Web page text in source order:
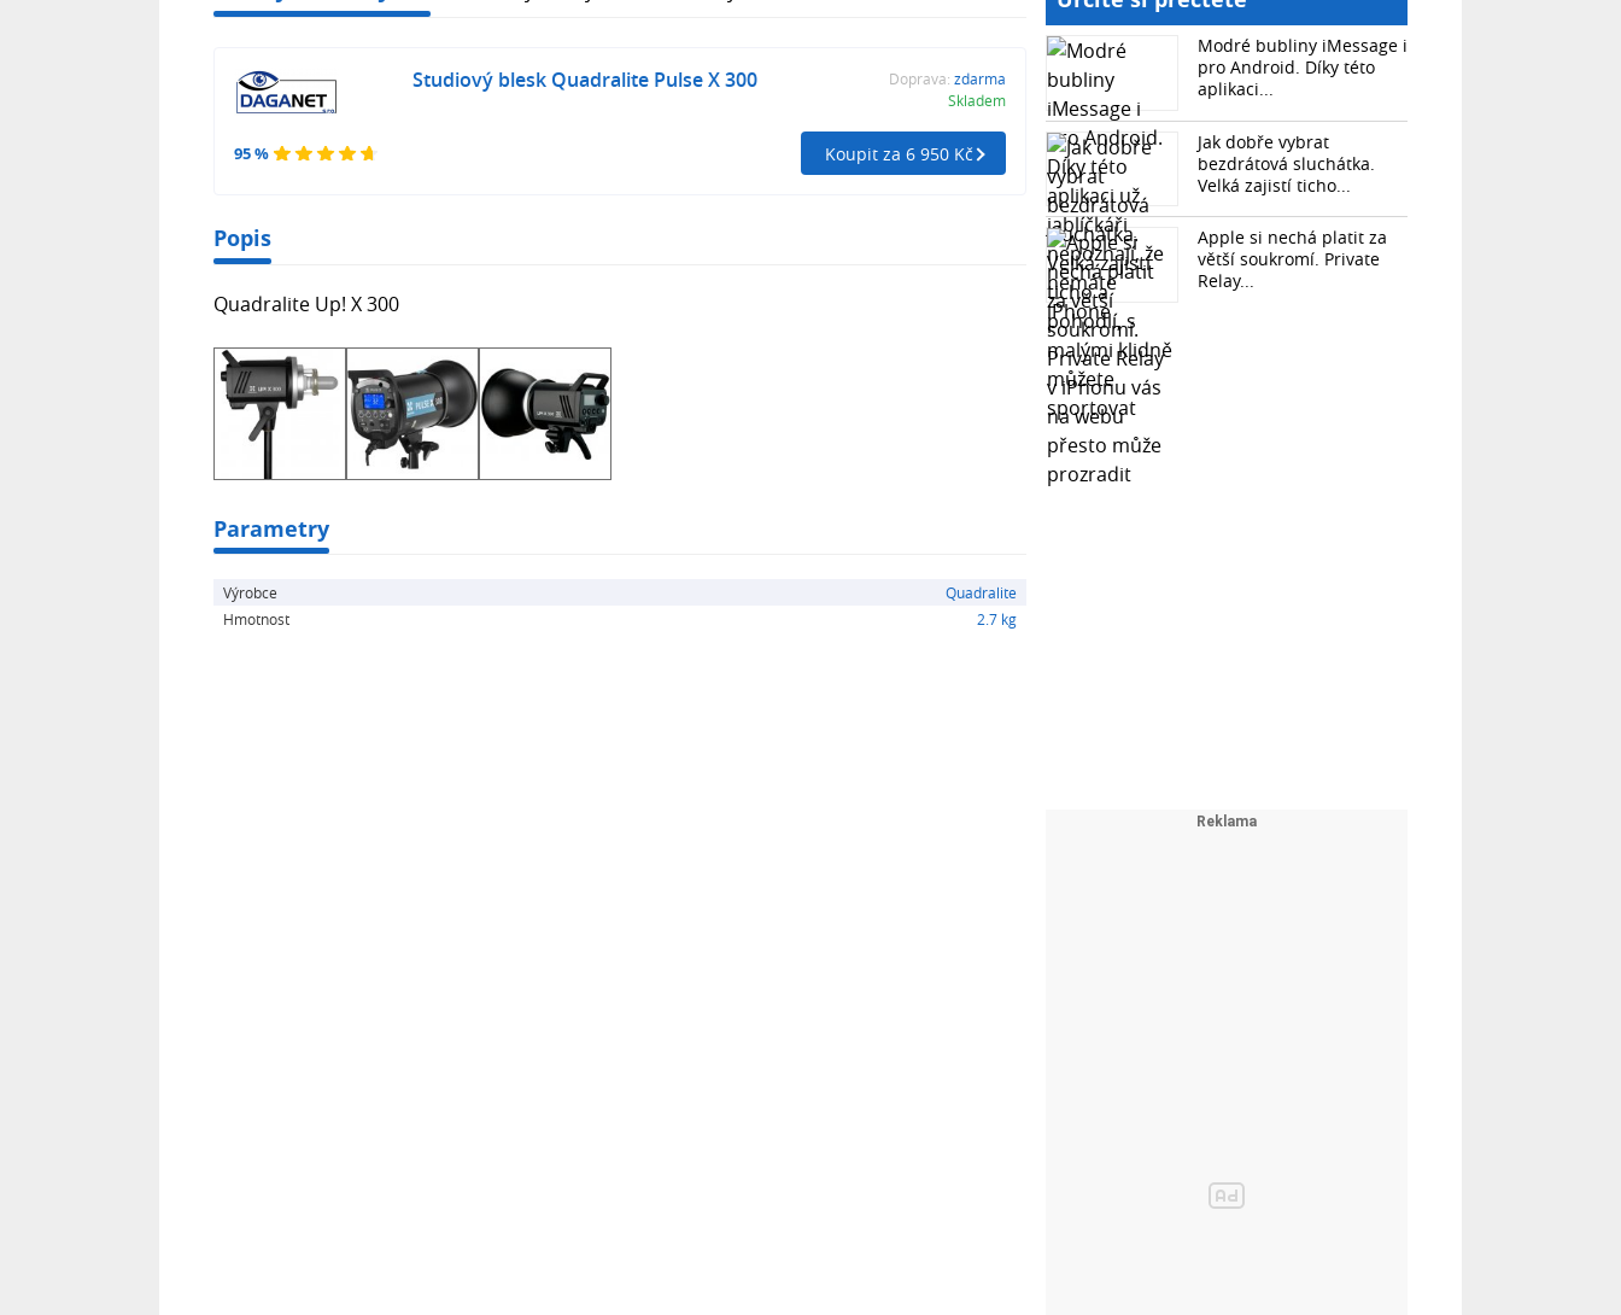
95 %
Studiový blesk Quadralite Pulse X 300 Doprava: zdarma
Skladem
Koupit za 6 950 Kč
Popis
Quadralite Up! X 300
Parametry
Výrobce
Quadralite
Hmotnost
2.7 kg
Modré bubliny iMessage i
pro Android. Díky této
aplikaci...
Jak dobře vybrat
bezdrátová sluchátka.
Velká zajistí ticho...
Apple si nechá platit za
větší soukromí. Private
Relay...